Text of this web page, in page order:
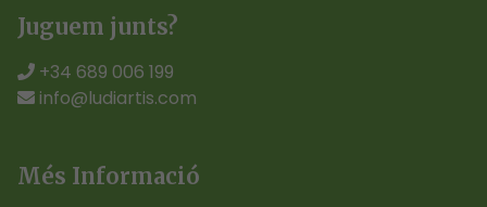
Juguem junts?
+34 689 006 199
info@ludiartis.com
Més Informació